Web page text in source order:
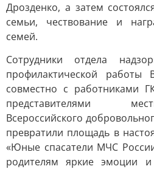
Дрозденко, а затем
семьи, чествование и
семей.
Сотрудники отдела
профилактической работы
совместно с работниками
представителями
Всероссийского
превратили площадь в
«Юные спасатели МЧС
родителям яркие эмоции